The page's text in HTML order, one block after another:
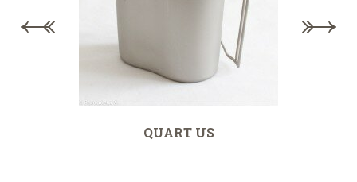
QUART US